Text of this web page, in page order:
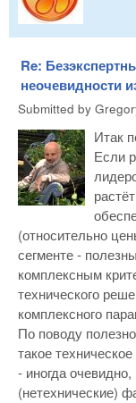
Re:
неочевидности
Submitted by
Итак
Если
(относительно
сегменте -
комплексным
технического
комплексного
По поводу
такое
- иногда
(нетехнические)